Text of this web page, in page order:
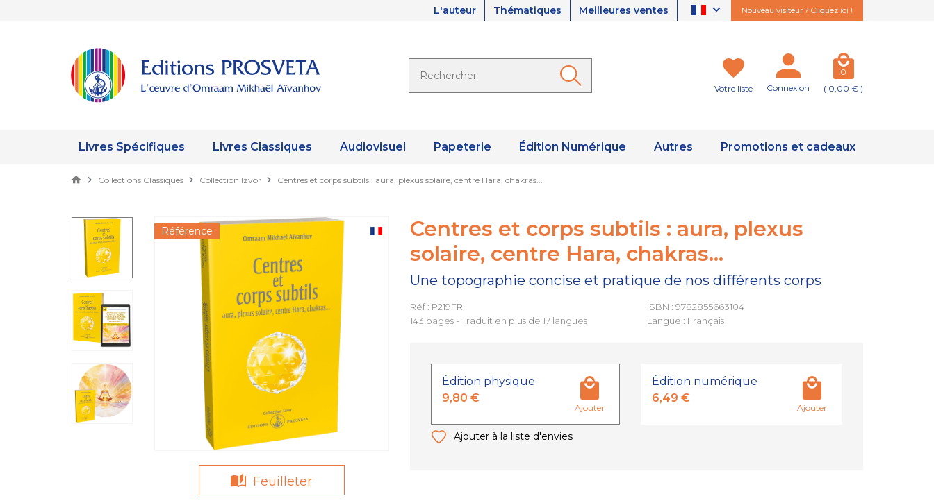
L'auteur Thématiques Meilleures ventes Nouveau visiteur ? Cliquez ici !
Votre liste Connexion
0
( 0,00 € )
Livres Spécifiques Livres Classiques Audiovisuel Papeterie Édition Numérique Autres Promotions et cadeaux
Collections Classiques Collection Izvor Centres et corps subtils : aura, plexus solaire, centre Hara, chakras...
Référence
Feuilleter
Centres et corps subtils : aura, plexus
solaire, centre Hara, chakras...
Une topographie concise et pratique de nos différents corps
Réf : P219FR
143 pages - Traduit en plus de 17 langues
ISBN : 9782855663104
Langue : Français
Édition physique
9,80 €
Ajouter
Édition numérique
6,49 €
Ajouter
Ajouter à la liste d'envies